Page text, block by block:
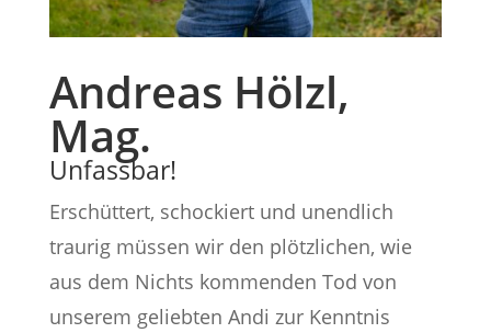
Andreas Hölzl,
Mag.
Unfassbar!
Erschüttert, schockiert und unendlich
traurig müssen wir den plötzlichen, wie
aus dem Nichts kommenden Tod von
unserem geliebten Andi zur Kenntnis